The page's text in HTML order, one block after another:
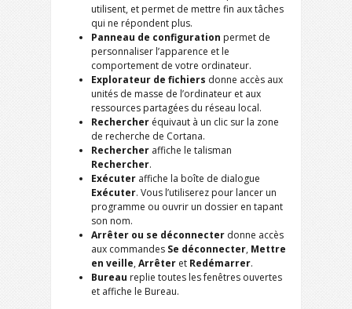
utilisent, et permet de mettre fin aux tâches
qui ne répondent plus.
Panneau de configuration permet de
personnaliser l’apparence et le
comportement de votre ordinateur.
Explorateur de fichiers donne accès aux
unités de masse de l’ordinateur et aux
ressources partagées du réseau local.
Rechercher équivaut à un clic sur la zone
de recherche de Cortana.
Rechercher affiche le talisman
Rechercher.
Exécuter affiche la boîte de dialogue
Exécuter. Vous l’utiliserez pour lancer un
programme ou ouvrir un dossier en tapant
son nom.
Arrêter ou se déconnecter donne accès
aux commandes Se déconnecter, Mettre
en veille,Arrêter et Redémarrer.
Bureau replie toutes les fenêtres ouvertes
et affiche le Bureau.